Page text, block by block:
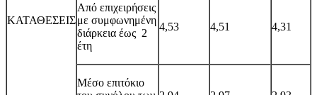
ΚΑΤΑΘΕΣΕΙΣ
Από επιχειρήσεις
με συμφωνημένη
διάρκεια έως 2
έτη
4,53 4,51 4,31
Μέσο επιτόκιο